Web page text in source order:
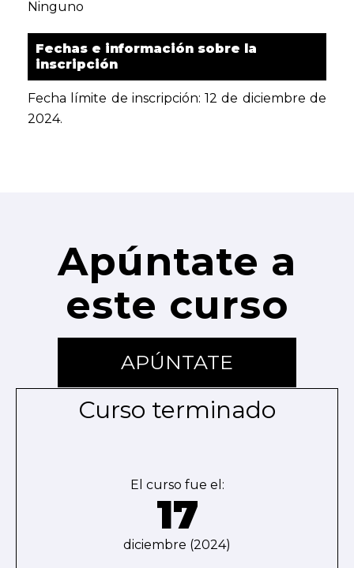
Ninguno
Fechas e información sobre la
inscripción
Fecha límite de inscripción: 12 de diciembre de
2024.
Apúntate a
este curso
APÚNTATE
Curso terminado
El curso fue el:
17
diciembre (2024)